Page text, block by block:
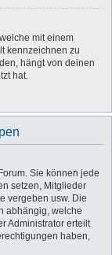
mit einem
kennzeichnen zu
hängt von deinen
hat.
Sie können jede
setzen, Mitglieder
vergeben usw. Die
abhängig, welche
Administrator erteilt
haben,